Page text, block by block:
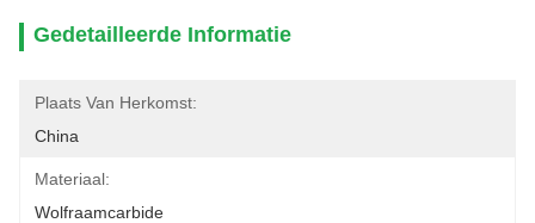
Gedetailleerde Informatie
Plaats Van Herkomst:
China
Materiaal:
Wolfraamcarbide